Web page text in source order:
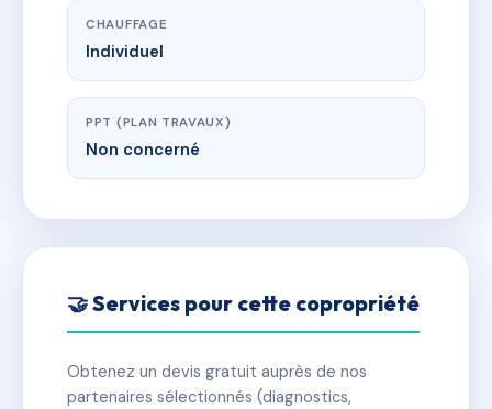
CHAUFFAGE
Individuel
PPT (PLAN TRAVAUX)
Non concerné
🤝 Services pour cette copropriété
Obtenez un devis gratuit auprès de nos
partenaires sélectionnés (diagnostics,